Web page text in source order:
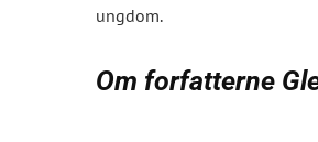
ungdom.
Om forfatterne